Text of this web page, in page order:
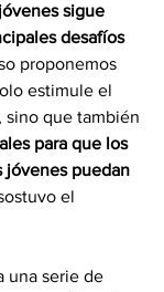
sigue
desafíos
proponemos
estimule el
sino que también
para que los
jóvenes puedan
el
una serie de